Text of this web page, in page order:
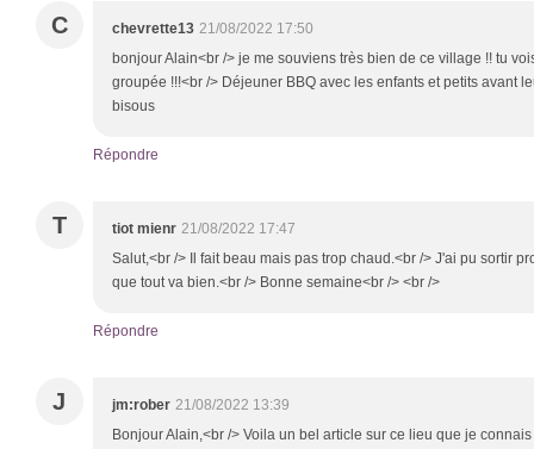
C chevrette13 21/08/2022 17:50
bonjour Alain<br /> je me souviens très bien de ce village !! tu
groupée !!!<br /> Déjeuner BBQ avec les enfants et petits avant
bisous
Répondre
T tiot mienr 21/08/2022 17:47
Salut,<br /> Il fait beau mais pas trop chaud.<br /> J'ai pu sortir
que tout va bien.<br /> Bonne semaine<br /> <br />
Répondre
J jm:rober 21/08/2022 13:39
Bonjour Alain,<br /> Voila un bel article sur ce lieu que je